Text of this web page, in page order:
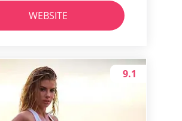
WEBSITE
9.1